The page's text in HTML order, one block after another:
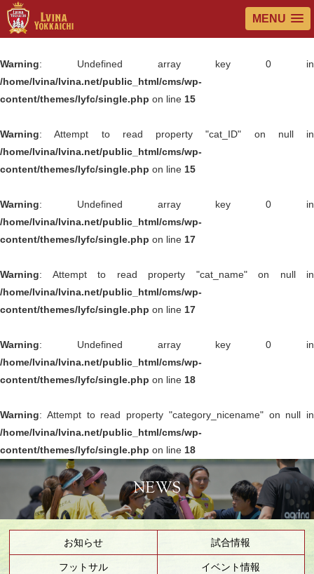
MENU
Warning: Undefined array key 0 in
/home/lvina/lvina.net/public_html/cms/wp-
content/themes/lyfc/single.php on line 15
Warning: Attempt to read property "cat_ID" on null in
/home/lvina/lvina.net/public_html/cms/wp-
content/themes/lyfc/single.php on line 15
Warning: Undefined array key 0 in
/home/lvina/lvina.net/public_html/cms/wp-
content/themes/lyfc/single.php on line 17
Warning: Attempt to read property "cat_name" on null in
/home/lvina/lvina.net/public_html/cms/wp-
content/themes/lyfc/single.php on line 17
Warning: Undefined array key 0 in
/home/lvina/lvina.net/public_html/cms/wp-
content/themes/lyfc/single.php on line 18
Warning: Attempt to read property "category_nicename" on null in
/home/lvina/lvina.net/public_html/cms/wp-
content/themes/lyfc/single.php on line 18
NEWS
お知らせ 試合情報
フットサル イベント情報